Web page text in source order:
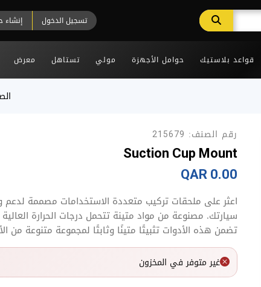
تسجيل الدخول
قواعد بلاستيك حوامل الأجهزة مولي تستاهل معرض
رقم الصنف: 215679
Suction Cup Mount
0.00 QAR
اعثر على ملحقات تركيب متعددة الاستخدامات مصممة لدعم
سيارتك. مصنوعة من مواد متينة تتحمل درجات الحرارة
تضمن هذه الأدوات تثبيتًا متينًا وثابتًا لمجموعة متنوعة من
غير متوفر في المخزون